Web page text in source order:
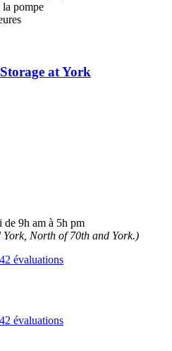
la pompe
at York
9h am à 5h pm
York, North of 70th and York.)
évaluations
évaluations